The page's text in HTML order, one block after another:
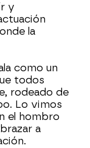
y
la
como un
todos
rodeado de
Lo vimos
el hombro
a